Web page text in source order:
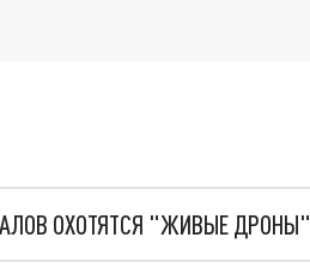
ОХОТЯТСЯ "ЖИВЫЕ ДРОНЫ"